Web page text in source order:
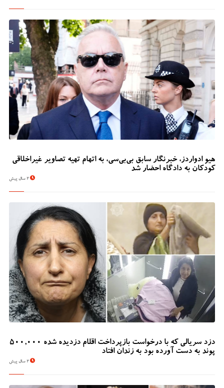
هیو ادواردز، خبرنگار سابق بی‌بی‌سی، به اتهام تهیه تصاویر غیراخلاقی
کودکان به دادگاه احضار شد
2 سال پیش
دزد سریالی که با درخواست بازپرداخت اقلام دزدیده شده 500,000
پوند به دست آورده بود به زندان افتاد
2 سال پیش